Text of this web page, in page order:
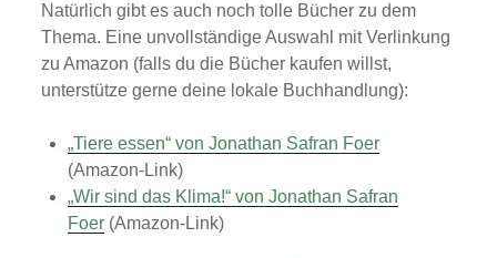
Natürlich gibt es auch noch tolle Bücher zu dem
Thema. Eine unvollständige Auswahl mit Verlinkung
zu Amazon (falls du die Bücher kaufen willst,
unterstütze gerne deine lokale Buchhandlung):
„Tiere essen“ von Jonathan Safran Foer
(Amazon-Link)
„Wir sind das Klima!“ von Jonathan Safran
Foer (Amazon-Link)